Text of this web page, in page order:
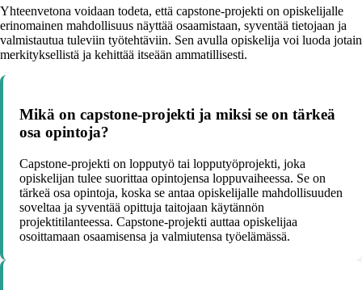
Yhteenvetona voidaan todeta, että capstone-projekti on opiskelijalle
erinomainen mahdollisuus näyttää osaamistaan, syventää tietojaan ja
valmistautua tuleviin työtehtäviin. Sen avulla opiskelija voi luoda jotain
merkityksellistä ja kehittää itseään ammatillisesti.
Mikä on capstone-projekti ja miksi se on tärkeä
osa opintoja?
Capstone-projekti on lopputyö tai lopputyöprojekti, joka
opiskelijan tulee suorittaa opintojensa loppuvaiheessa. Se on
tärkeä osa opintoja, koska se antaa opiskelijalle mahdollisuuden
soveltaa ja syventää opittuja taitojaan käytännön
projektitilanteessa. Capstone-projekti auttaa opiskelijaa
osoittamaan osaamisensa ja valmiutensa työelämässä.